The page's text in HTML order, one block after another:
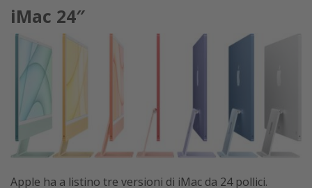
iMac 24″
Apple ha a listino tre versioni di iMac da 24 pollici.